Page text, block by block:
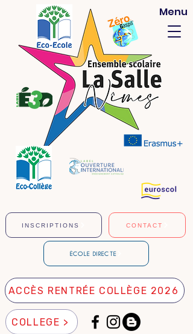
INSCRIPTIONS
ÉCOLE DIRECTE
CONTACT
Menu
ACCÈS RENTRÉE COLLÈGE 2026
COLLEGE >